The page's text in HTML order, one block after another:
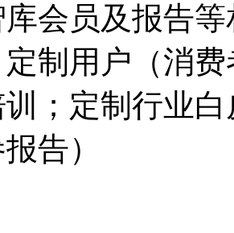
会员及报告
制用户（消
；定制行业
告）